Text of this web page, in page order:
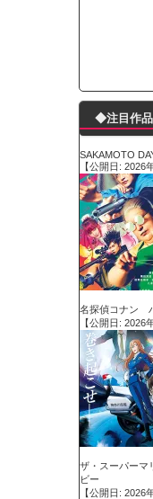
◆注目作
SAKAMOTO
【公開日: 2026
名探偵コナン
【公開日: 2026
ザ・スーパーマ
ビー
【公開日: 2026